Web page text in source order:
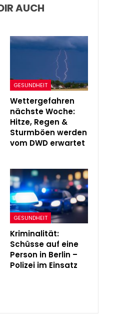
AUCH
GESUNDHEIT
Wettergefahren
nächste Woche:
Hitze, Regen &
Sturmböen werden
vom DWD erwartet
GESUNDHEIT
Kriminalität:
Schüsse auf eine
Person in Berlin –
Polizei im Einsatz